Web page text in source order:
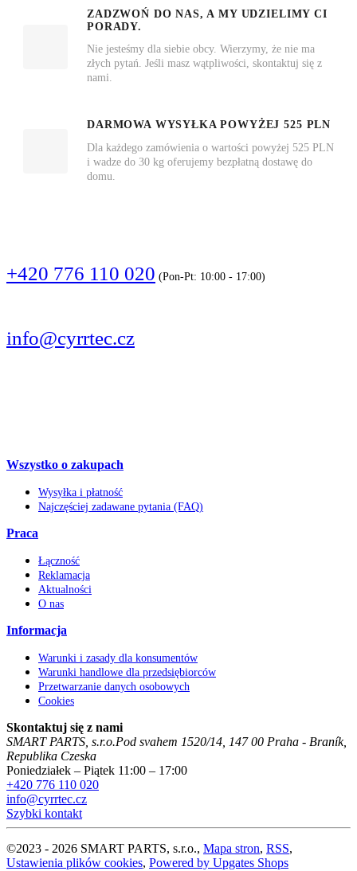
ZADZWOŃ DO NAS, A MY UDZIELIMY CI
PORADY.
Nie jesteśmy dla siebie obcy. Wierzymy, że nie ma
złych pytań. Jeśli masz wątpliwości, skontaktuj się z
nami.
DARMOWA WYSYŁKA POWYŻEJ 525 PLN
Dla każdego zamówienia o wartości powyżej 525 PLN
i wadze do 30 kg oferujemy bezpłatną dostawę do
domu.
+420 776 110 020 (Pon-Pt: 10:00 - 17:00)
info@cyrrtec.cz
Wszystko o zakupach
Wysyłka i płatność
Najczęściej zadawane pytania (FAQ)
Praca
Łączność
Reklamacja
Aktualności
O nas
Informacja
Warunki i zasady dla konsumentów
Warunki handlowe dla przedsiębiorców
Przetwarzanie danych osobowych
Cookies
Skontaktuj się z nami
SMART PARTS, s.r.o.Pod svahem 1520/14 147 00 Praha - Braník,
Republika Czeska
Poniedziałek – Piątek 11:00 – 17:00
+420 776 110 020
info@cyrrtec.cz
Szybki kontakt
©2023 - 2026 SMART PARTS, s.r.o., Mapa stron, RSS,
Ustawienia plików cookies, Powered by Upgates Shops